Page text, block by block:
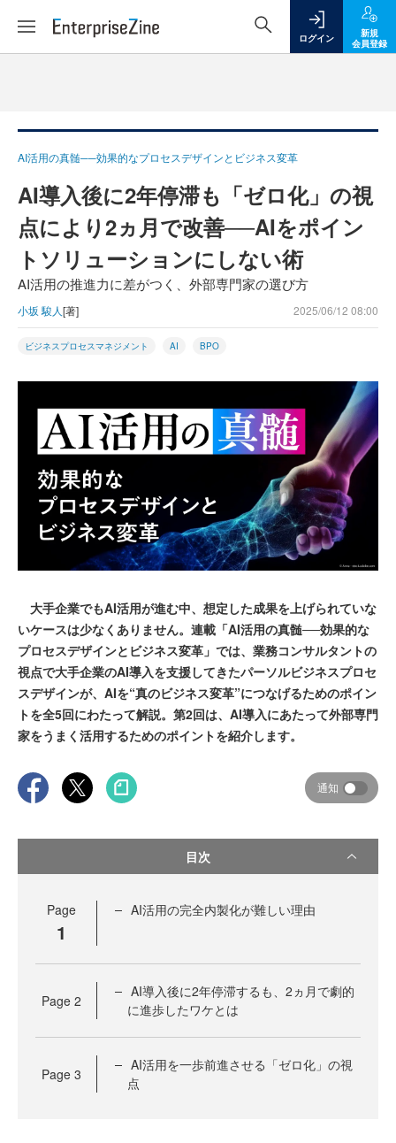
ログイン
新規
会員登録
AI活用の真髄──効果的なプロセスデザインとビジネス変革
AI導入後に2年停滞も「ゼロ化」の視
点により2ヵ月で改善──AIをポイン
トソリューションにしない術
AI活用の推進力に差がつく、外部専門家の選び方
小坂 駿人[著] 2025/06/12 08:00
ビジネスプロセスマネジメント AI BPO
大手企業でもAI活用が進む中、想定した成果を上げられていな
いケースは少なくありません。連載「AI活用の真髄──効果的な
プロセスデザインとビジネス変革」では、業務コンサルタントの
視点で大手企業のAI導入を支援してきたパーソルビジネスプロセ
スデザインが、AIを“真のビジネス変革”につなげるためのポイン
トを全5回にわたって解説。第2回は、AI導入にあたって外部専門
家をうまく活用するためのポイントを紹介します。
通知
目次
Page
1
AI活用の完全内製化が難しい理由
Page 2
AI導入後に2年停滞するも、2ヵ月で劇的
に進歩したワケとは
Page 3
AI活用を一歩前進させる「ゼロ化」の視
点